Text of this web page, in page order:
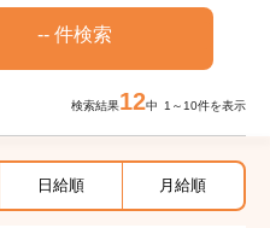
検索結果12中 1～10件を表示
日給順 月給順